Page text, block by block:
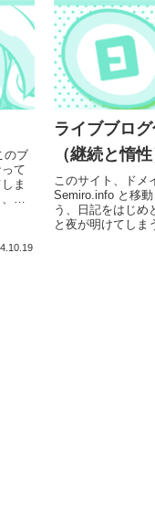
のブ
て
ま
今
間く
ライブブロ
（継続と惰性
このサイト、ド
Semiro.info と移
う、日記をはじめ
と夜が明けてしま
い散文が。自サ